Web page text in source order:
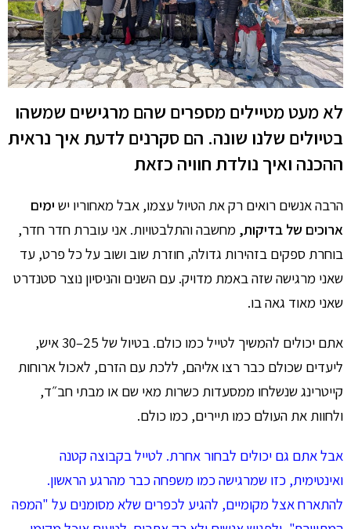
לא מעט מטיילים מספרים שהם מרגישים שמשהו
בטיולים שלנו שונה. הם סקרנים לדעת איך נראית
ההכנה ואיך נולדת חוויה כזאת
הרבה אנשים רואים רק את הטיול עצמו, אבל מאחוריו יש ימים
ארוכים של בדיקות, מחשבה והתלבטויות. אני עוברת חדר חדר,
בוחרת ספקים בזהירות גדולה, חוזרת שוב ושוב על כל פרט, עד
שאני מרגישה שזה באמת מדויק. עם השנים והניסיון נוצר סטנדרט
שאני מאוד גאה בו.
אתם יכולים להמשיך לטייל כמו כולם. בטיול של 25–30 איש,
ליעדים שכולם כבר רצו אליהם, ללכת עם הזרם, לאכול ארוחות
קייטרינג שנשלחו ממסעדות כשרות מאי שם או מבתי חב״ד,
ולחוות את העולם כמו תיירים, כמו כולם.
אבל אתם גם יכולים לבחור אחרת. לטייל בקבוצה קטנה
ואינטימית, כזו שמרגישה כמו משפחה כבר מהרגע הראשון.
להתארח אצל מקומיים, להגיע לכפרים שלא מסומנים על "המפה